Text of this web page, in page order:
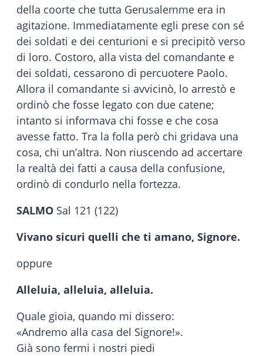
della coorte che tutta Gerusalemme era in
agitazione. Immediatamente egli prese con sé
dei soldati e dei centurioni e si precipitò verso
di loro. Costoro, alla vista del comandante e
dei soldati, cessarono di percuotere Paolo.
Allora il comandante si avvicinò, lo arrestò e
ordinò che fosse legato con due catene;
intanto si informava chi fosse e che cosa
avesse fatto. Tra la folla però chi gridava una
cosa, chi un’altra. Non riuscendo ad accertare
la realtà dei fatti a causa della confusione,
ordinò di condurlo nella fortezza.
SALMO Sal 121 (122)
Vivano sicuri quelli che ti amano, Signore.
oppure
Alleluia, alleluia, alleluia.
Quale gioia, quando mi dissero:
«Andremo alla casa del Signore!».
Già sono fermi i nostri piedi